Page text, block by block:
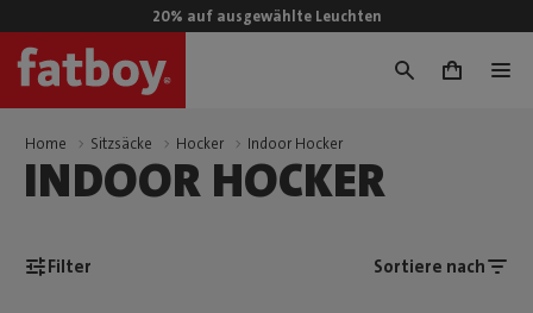
20% auf ausgewählte Leuchten
0
Home Sitzsäcke Hocker Indoor Hocker
INDOOR HOCKER
Filter Sortiere nach